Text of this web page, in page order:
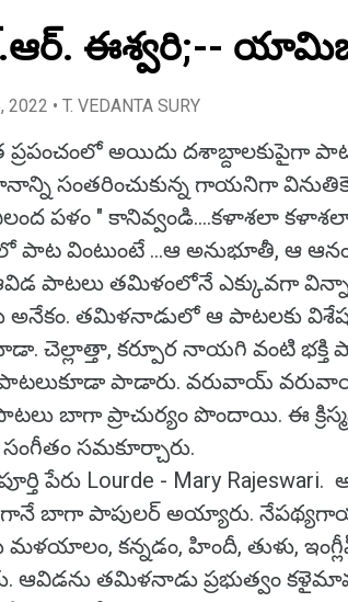
ఈశ్వరి;--
2022 • T. VEDANTA SURY
ప్రపంచంలో అయిదు దశాబ్దాలకుపైగా
సంతరించుకున్న గాయనిగా
పళం " కానివ్వండి....కళాశలా
పాట వింటుంటే ...ఆ అనుభూతీ, ఆ
పాటలు తమిళంలోనే ఎక్కువగా
అనేకం. తమిళనాడులో ఆ పాటలకు
చెల్లాత్తా, కర్పూర నాయగి వంటి
పాటలుకూడా పాడారు. వరువాయ్
బాగా ప్రాచుర్యం పొందాయి. ఈ
సంగీతం సమకూర్చారు.
పేరు Lourde - Mary
బాగా పాపులర్ అయ్యారు.
మళయాలం, కన్నడం, హిందీ, తుళు,
ఆవిడను తమిళనాడు ప్రభుత్వం